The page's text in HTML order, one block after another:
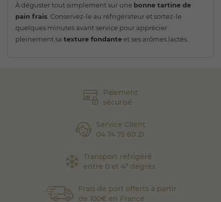
Paiement
sécurisé
Service Client
04 74 75 60 21
Transport réfrigéré
entre 0 et 4° degrés
Frais de port offerts à partir
de 100€ en France
À déguster tout simplement sur une bonne tartine de
pain frais . Conservez-le au réfrigérateur et sortez-le
quelques minutes avant service pour apprécier
pleinement sa texture fondanteet ses arômes lactés.